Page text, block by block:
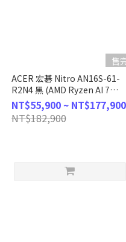
售
ACER 宏碁 Nitro AN16S-61-
R2N4 黑 (AMD Ryzen AI 7
350/16G/512G/RTX5070Ti/
客製化AI電競筆電
NT$55,900 ~ NT$177,900
NT$182,900